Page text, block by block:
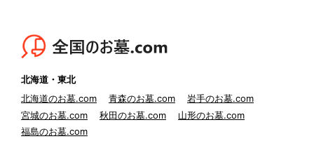
北海道・東北
北海道のお墓.com
青森のお墓.com
岩手のお墓.com
宮城のお墓.com
秋田のお墓.com
山形のお墓.com
福島のお墓.com